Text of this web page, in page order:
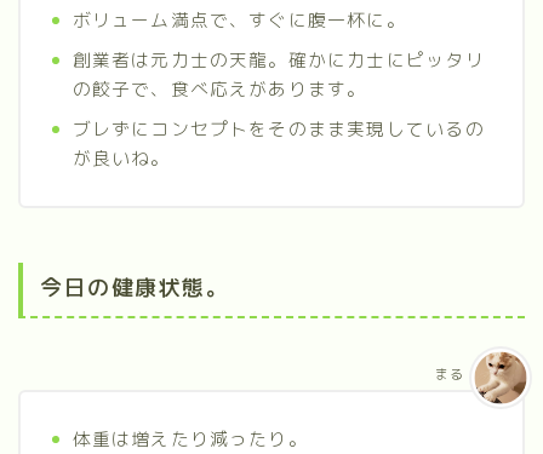
ボリューム満点で、すぐに腹一杯に。
創業者は元力士の天龍。確かに力士にピッタリ
の餃子で、食べ応えがあります。
ブレずにコンセプトをそのまま実現しているの
が良いね。
今日の健康状態。
体重は増えたり減ったり。
まる